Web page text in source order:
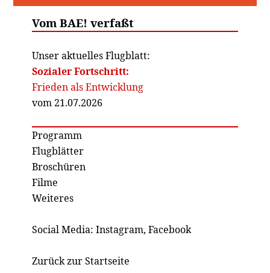
Vom BAE! verfaßt
Unser aktuelles Flugblatt:
Sozialer Fortschritt:
Frieden als Entwicklung
vom 21.07.2026
Programm
Flugblätter
Broschüren
Filme
Weiteres
Social Media: Instagram, Facebook
Zurück zur Startseite